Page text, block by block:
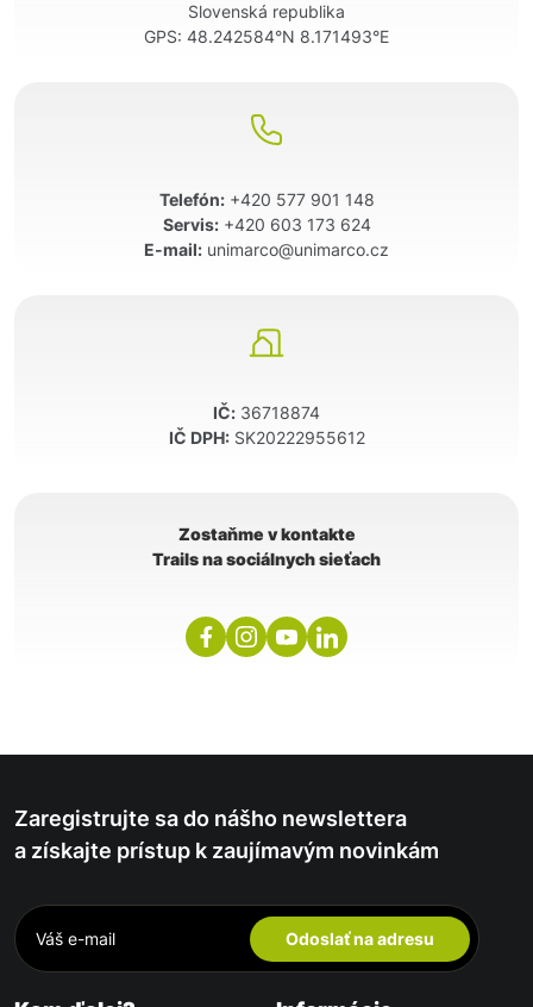
Slovenská republika
GPS: 48.242584°N 8.171493°E
Telefón: +420 577 901 148
Servis: +420 603 173 624
E-mail: unimarco@unimarco.cz
IČ: 36718874
IČ DPH:SK20222955612
Zostaňme v kontakte
Trails na sociálnych sieťach
Zaregistrujte sa do nášho newslettera
a získajte prístup k zaujímavým novinkám
Odoslať na adresu